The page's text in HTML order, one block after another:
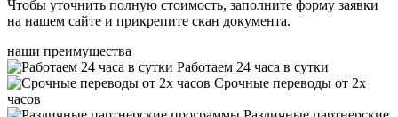
Чтобы уточнить полную стоимость, заполните форму заявки
на нашем сайте и прикрепите скан документа.
наши преимущества
Работаем 24 часа в сутки
Срочные переводы от 2х
часов